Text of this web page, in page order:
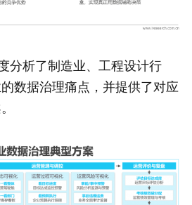
分析了制造业、工程设计行
数据治理痛点，并提供了对应